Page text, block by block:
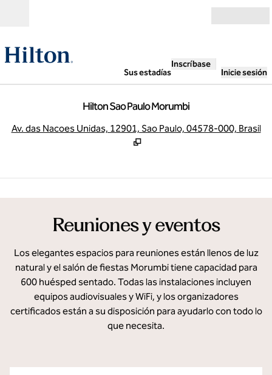
Sus estadías
Inscríbase
Inicie sesión
Hilton Sao Paulo Morumbi
Av. das Nacoes Unidas, 12901, Sao Paulo, 04578-000, Brasil
1/14
Reuniones y eventos
Los elegantes espacios para reuniones están llenos de luz
natural y el salón de fiestas Morumbi tiene capacidad para
600 huésped sentado. Todas las instalaciones incluyen
equipos audiovisuales y WiFi, y los organizadores
certificados están a su disposición para ayudarlo con todo lo
que necesita.